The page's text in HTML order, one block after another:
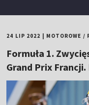
24 LIP 2022 MOTOROWE /
Formuła 1.
Grand Prix